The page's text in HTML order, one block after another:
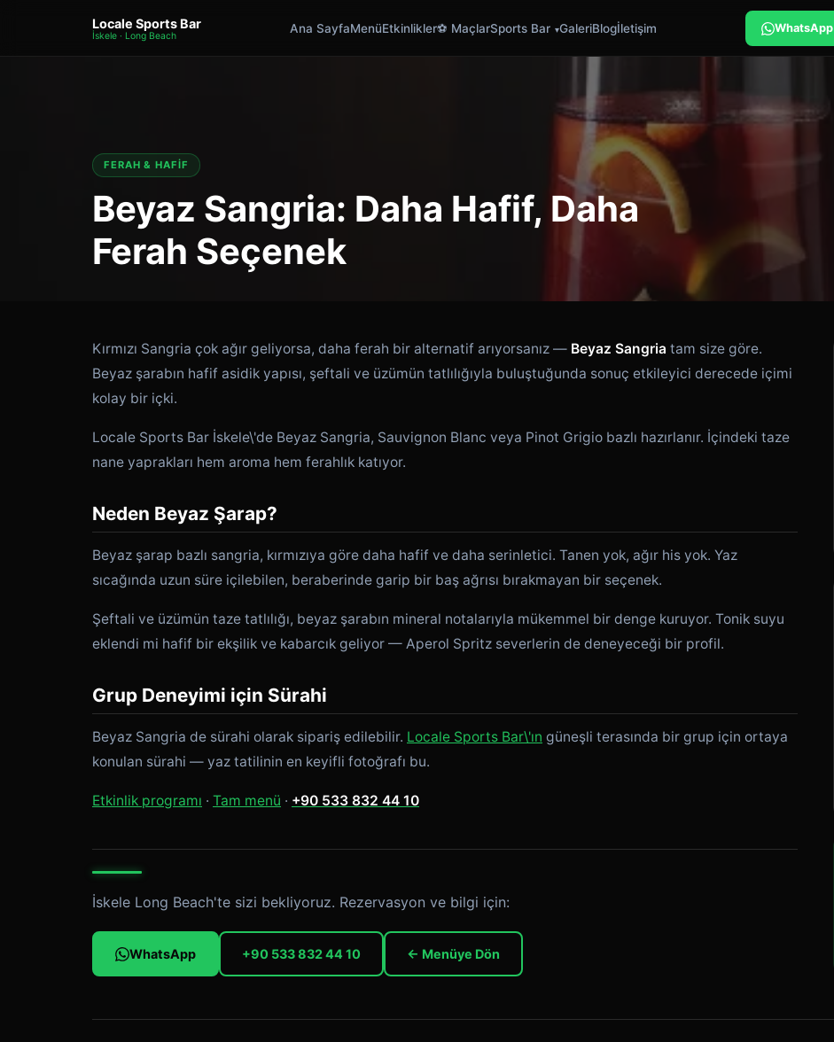
Locale Sports Bar
İskele · Long Beach
Ana SayfaMenüEtkinlikler⚽ MaçlarSports Bar GaleriBlogİletişim WhatsApp
FERAH & HAFIF
Beyaz Sangria: Daha Hafif, Daha
Ferah Seçenek
Kırmızı Sangria çok ağır geliyorsa, daha ferah bir alternatif arıyorsanız — Beyaz Sangria tam size göre.
Beyaz şarabın hafif asidik yapısı, şeftali ve üzümün tatlılığıyla buluştuğunda sonuç etkileyici derecede içimi
kolay bir içki.
Locale Sports Bar İskele\'de Beyaz Sangria, Sauvignon Blanc veya Pinot Grigio bazlı hazırlanır. İçindeki taze
nane yaprakları hem aroma hem ferahlık katıyor.
Neden Beyaz Şarap?
Beyaz şarap bazlı sangria, kırmızıya göre daha hafif ve daha serinletici. Tanen yok, ağır his yok. Yaz
sıcağında uzun süre içilebilen, beraberinde garip bir baş ağrısı bırakmayan bir seçenek.
Şeftali ve üzümün taze tatlılığı, beyaz şarabın mineral notalarıyla mükemmel bir denge kuruyor. Tonik suyu
eklendi mi hafif bir ekşilik ve kabarcık geliyor — Aperol Spritz severlerin de deneyeceği bir profil.
Grup Deneyimi için Sürahi
Beyaz Sangria de sürahi olarak sipariş edilebilir. Locale Sports Bar\'ın güneşli terasında bir grup için ortaya
konulan sürahi — yaz tatilinin en keyifli fotoğrafı bu.
Etkinlik programı · Tam menü · +90 533 832 44 10
İskele Long Beach'te sizi bekliyoruz. Rezervasyon ve bilgi için:
WhatsApp +90 533 832 44 10 ← Menüye Dön